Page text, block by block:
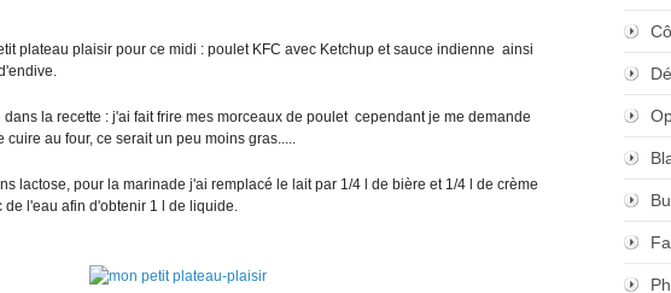
plateau plaisir pour ce midi : poulet KFC avec Ketchup et sauce indienne ainsi
la recette : j'ai fait frire mes morceaux de poulet cependant je me demande
au four, ce serait un peu moins gras.....
lactose, pour la marinade j'ai remplacé le lait par 1/4 l de bière et 1/4 l de crème
l'eau afin d'obtenir 1 l de liquide.